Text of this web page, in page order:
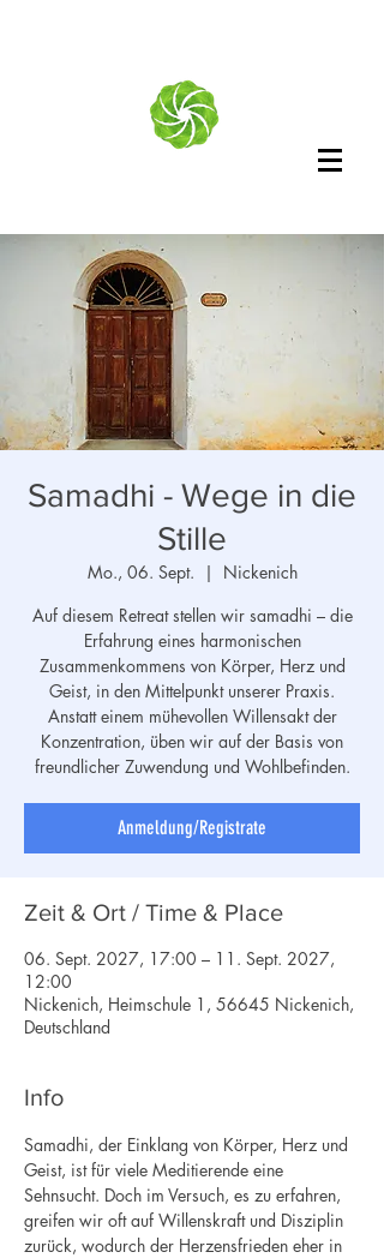
Samadhi - Wege in die
Stille
Mo., 06. Sept.
  |
Nickenich
Auf diesem Retreat stellen wir samadhi – die
Erfahrung eines harmonischen
Zusammenkommens von Körper, Herz und
Geist, in den Mittelpunkt unserer Praxis.
Anstatt einem mühevollen Willensakt der
Konzentration, üben wir auf der Basis von
freundlicher Zuwendung und Wohlbefinden.
Anmeldung/Registrate
Zeit & Ort / Time & Place
06. Sept. 2027, 17:00 – 11. Sept. 2027,
12:00
Nickenich, Heimschule 1, 56645 Nickenich,
Deutschland
Info
Samadhi, der Einklang von Körper, Herz und
Geist, ist für viele Meditierende eine
Sehnsucht. Doch im Versuch, es zu erfahren,
greifen wir oft auf Willenskraft und Disziplin
zurück, wodurch der Herzensfrieden eher in